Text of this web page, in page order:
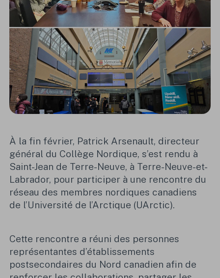
À la fin février, Patrick Arsenault, directeur
général du Collège Nordique, s’est rendu à
Saint-Jean de Terre-Neuve, à Terre-Neuve-et-
Labrador, pour participer à une rencontre du
réseau des membres nordiques canadiens
de l’Université de l’Arctique (UArctic).
Cette rencontre a réuni des personnes
représentantes d’établissements
postsecondaires du Nord canadien afin de